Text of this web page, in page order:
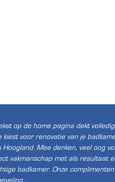
op de home pagina dekt
kiest voor renovatie van je
Hoogland. Mee denken, veel oog
vakmanschap met als resultaat
badkamer. Onze